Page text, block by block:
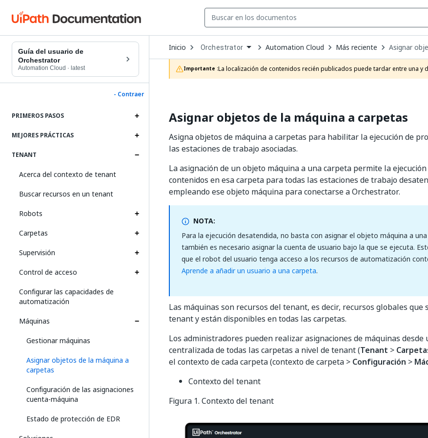
Guía del usuario de
Orchestrator
Automation Cloud · latest
- Contraer
PRIMEROS PASOS
MEJORES PRÁCTICAS
TENANT
Acerca del contexto de tenant
Buscar recursos en un tenant
Robots
Carpetas
Supervisión
Control de acceso
Configurar las capacidades de
automatización
Máquinas
Gestionar máquinas
Asignar objetos de la máquina a
carpetas
Configuración de las asignaciones
cuenta-máquina
Estado de protección de EDR
Inicio Open
Dropdown
to
choose
product
Orchestrator Automation Cloud Más reciente Asignar
Importante :La localización de contenidos recién publicados puede tardar entre una y
Asignar objetos de la máquina a carpetas
Asigna objetos de máquina a carpetas para habilitar la ejecución de
las estaciones de trabajo asociadas.
La asignación de un objeto máquina a una carpeta permite la
contenidos en esa carpeta para todas las estaciones de trabajo
empleando ese objeto máquina para conectarse a Orchestrator.
NOTA:
Para la ejecución desatendida, no basta con asignar el objeto máquina a
también es necesario asignar la cuenta de usuario bajo la que se ejecuta.
que el robot del usuario tenga acceso a los recursos de automatización
Aprende a añadir un usuario a una carpeta.
Las máquinas son recursos del tenant, es decir, recursos globales que
tenant y están disponibles en todas las carpetas.
Los administradores pueden realizar asignaciones de máquinas desde
centralizada de todas las carpetas a nivel de tenant (Tenant >
el contexto de cada carpeta (contexto de carpeta > Configuración >
Contexto del tenant
Figura 1. Contexto del tenant